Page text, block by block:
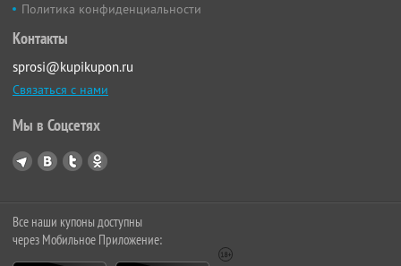
Политика конфиденциальности
Контакты
sprosi@kupikupon.ru
Связаться с нами
Мы в Соцсетях
Все наши купоны доступны
через Мобильное Приложение: